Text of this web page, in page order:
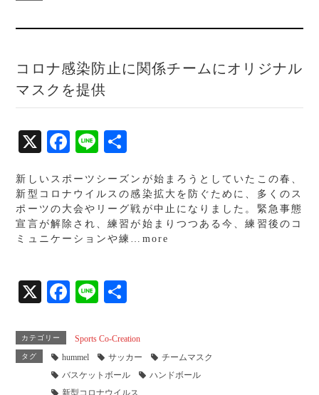
コロナ感染防止に関係チームにオリジナル
マスクを提供
X
Fa
bo
ok
Li
新しいスポーツシーズンが始まろうとしていたこの春、
新型コロナウイルスの感染拡大を防ぐために、多くのス
ポーツの大会やリーグ戦が中止になりました。緊急事態
宣言が解除され、練習が始まりつつある今、練習後のコ
ミュニケーションや練…more
X
Fa
bo
ok
Li
カテゴリー Sports Co-Creation
タグ hummel サッカー
チームマスク
バスケットボール
ハンドボール
新型コロナウイルス